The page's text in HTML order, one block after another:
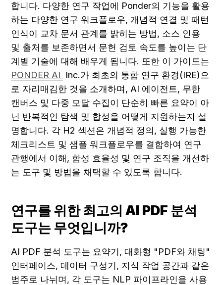
합니다. 다양한 연구 작업에 Ponder의 기능을 활용
하는 다양한 연구 워크플로우, 개념적 연결 및 패턴
인식이 교차 문서 관계를 밝히는 방법, 소스 인용
및 출처를 보존하면서 문헌 검토 속도를 높이는 단
PONDER AI
Inc.가 최초의 통합 연구 환경(IRE)으
로 자리매김한 것을 소개하며, AI 에이전트, 무한
캔버스 및 다중 모달 수집이 단순히 빠른 요약이 아
닌 반복적인 탐색 및 합성을 어떻게 지원하는지 설
명합니다. 각 H2 섹션은 개념적 정의, 실행 가능한
체크리스트 및 샘플 워크플로우를 결합하여 연구
관행에서 이해, 합성 효율성 및 연구 조직을 개선하
는 도구 및 방법을 채택할 수 있도록 합니다.
연구를 위한 최고의 AI PDF 분석
도구는 무엇입니까?
AI PDF 분석 도구는 요약기, 대화형 "PDF와 채팅"
인터페이스, 데이터 구성기, 지식 작업 공간과 같은
범주로 나뉘며, 각 도구는 NLP 파이프라인을 사용